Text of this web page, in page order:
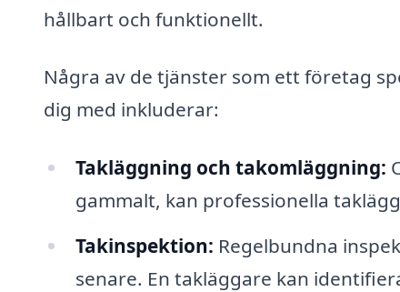
hållbart och funktionellt.
Några av de tjänster som ett företag
dig med inkluderar:
Takläggning och takomläggning:
gammalt, kan professionella
Takinspektion: Regelbundna
senare. En takläggare kan